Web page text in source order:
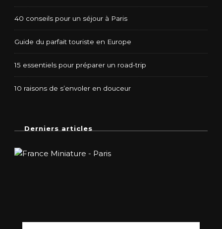
40 conseils pour un séjour à Paris
Guide du parfait touriste en Europe
15 essentiels pour préparer un road-trip
10 raisons de s’envoler en douceur
Derniers articles